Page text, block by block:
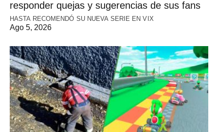
responder quejas y sugerencias de sus fans
HASTA RECOMENDÓ SU NUEVA SERIE EN VIX
Ago 5, 2026